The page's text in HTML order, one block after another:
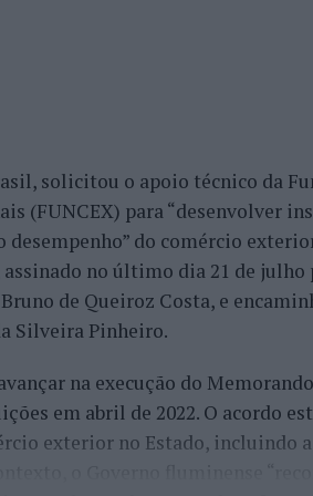
este consultor, que acrescentou
demonstrada por clientes
para um desenvolvimento
da habitação
que o mercado imobiliário da
“nomeadamente do Brasil,
solicitou o apoio técnico da
(FUNCEX) para “desenvolver
do comércio
no último dia 21 de julho
de Queiroz Costa, e
Silveira Pinheiro.
na execução do
em abril de 2022. O acordo
exterior no Estado, incluindo